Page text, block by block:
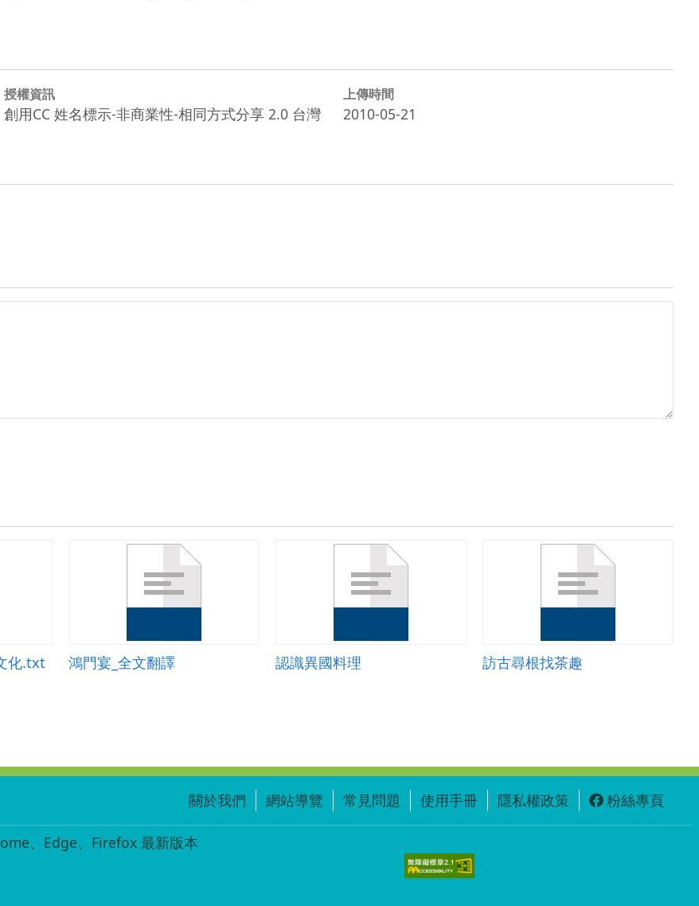
授權資訊
創用CC 姓名標示-非商業性-相同方式分享 2.0 台灣
上傳時間
2010-05-21
化.txt 鴻門宴_全文翻譯 認識異國料理 訪古尋根找茶趣
關於我們 網站導覽 常見問題 使用手冊 隱私權政策 粉絲專頁
、Edge、Firefox 最新版本